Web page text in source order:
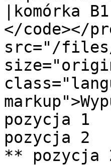
|komórka
</code></
src="/files/
pozycja 1
pozycja 2
** pozycja